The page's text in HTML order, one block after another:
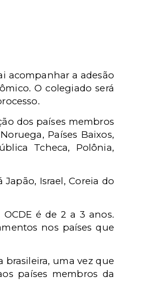
acompanhar a adesão
O colegiado será
dos países membros
Países Baixos,
Tcheca, Polônia,
Israel, Coreia do
é de 2 a 3 anos.
nos países que
brasileira, uma vez que
países membros da